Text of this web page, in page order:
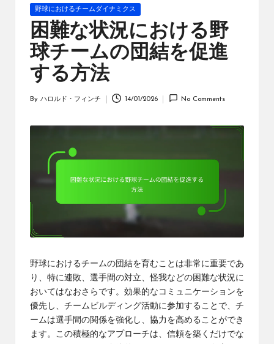
Posted
in
野球におけるチームダイナミクス
困難な状況における野
球チームの団結を促進
する方法
By ハロルド・フィンチ 14/01/2026 No Comments
野球におけるチームの団結を育むことは非常に重要であ
り、特に連敗、選手間の対立、怪我などの困難な状況に
おいてはなおさらです。効果的なコミュニケーションを
優先し、チームビルディング活動に参加することで、チ
ームは選手間の関係を強化し、協力を高めることができ
ます。この積極的なアプローチは、信頼を築くだけでな